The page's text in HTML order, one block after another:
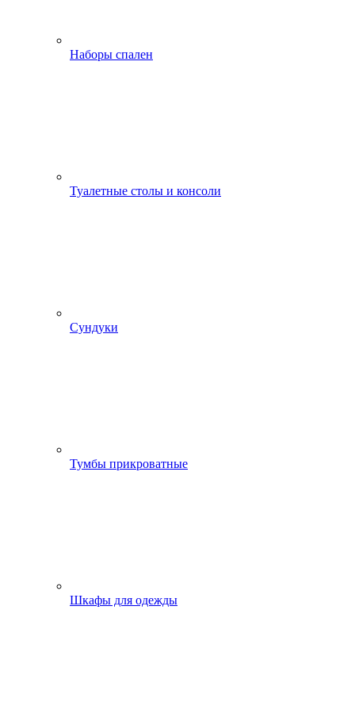
Наборы спален
Туалетные столы и консоли
Сундуки
Тумбы прикроватные
Шкафы для одежды